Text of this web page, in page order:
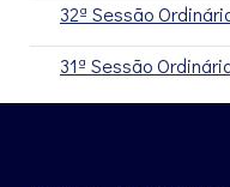
32ª Sessão
31ª Sessão